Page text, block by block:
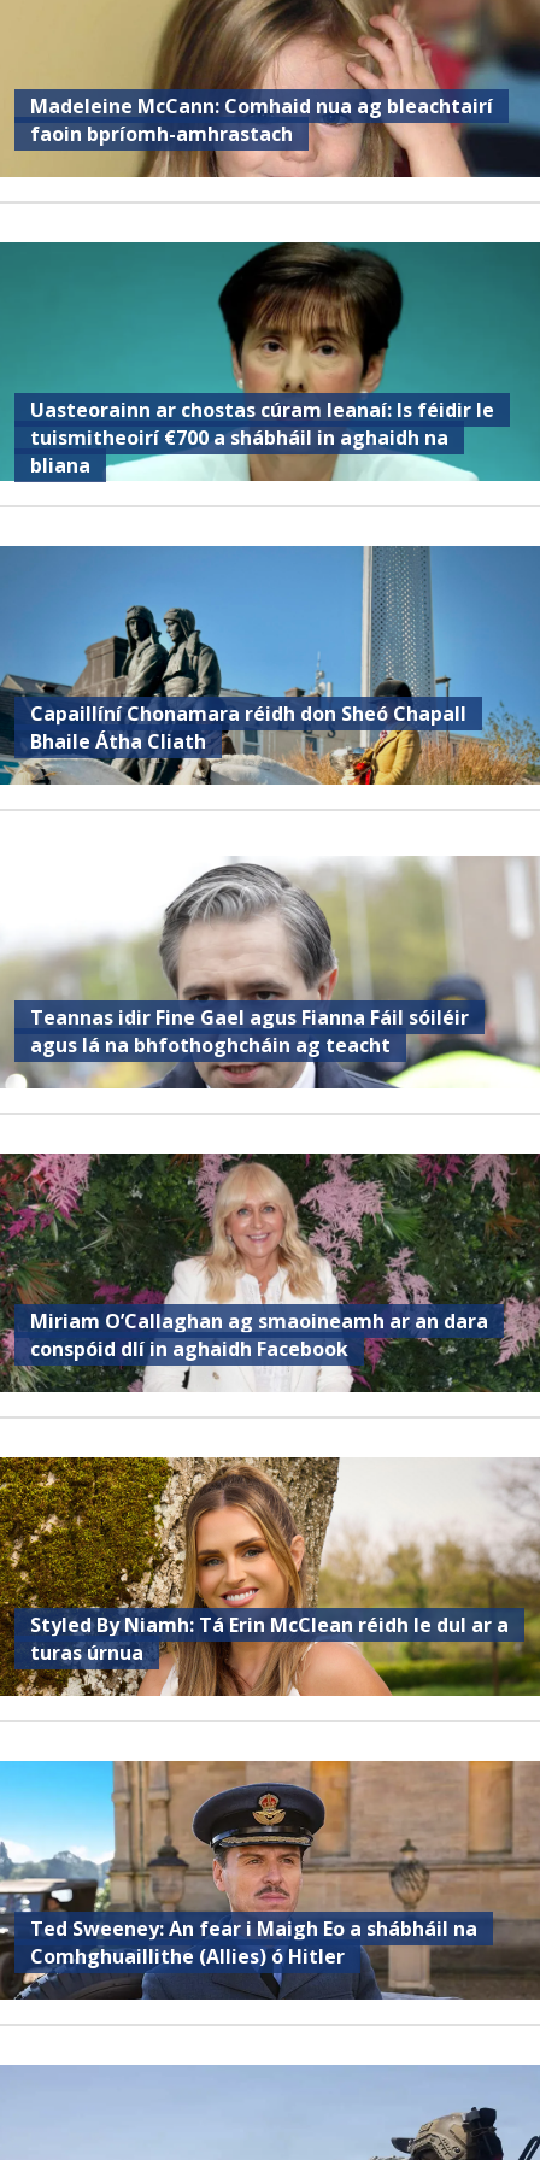
Madeleine McCann: Comhaid nua ag bleachtairí
faoin bpríomh-amhrastach
Uasteorainn ar chostas cúram leanaí: Is féidir le
tuismitheoirí €700 a shábháil in aghaidh na
bliana
Capaillíní Chonamara réidh don Sheó Chapall
Bhaile Átha Cliath
Teannas idir Fine Gael agus Fianna Fáil sóiléir
agus lá na bhfothoghcháin ag teacht
Miriam O’Callaghan ag smaoineamh ar an dara
conspóid dlí in aghaidh Facebook
Styled By Niamh: Tá Erin McClean réidh le dul ar a
turas úrnua
Ted Sweeney: An fear i Maigh Eo a shábháil na
Comhghuaillithe (Allies) ó Hitler